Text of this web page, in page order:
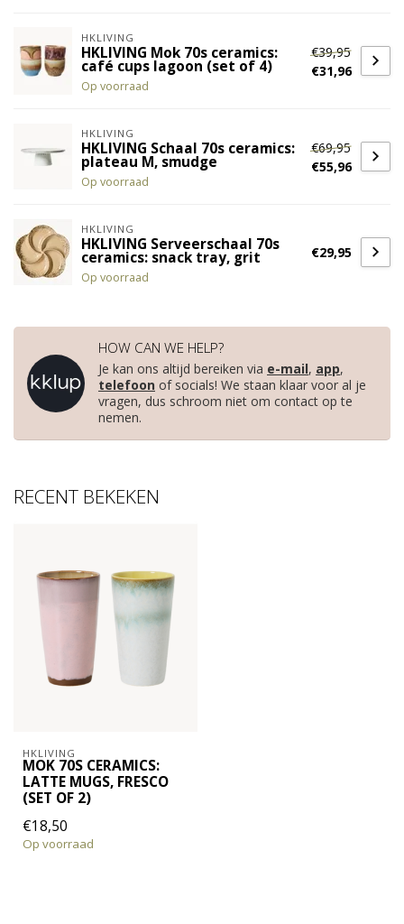
HKLIVING
HKLIVING Mok 70s ceramics:
café cups lagoon (set of 4)
Op voorraad
€39,95
€31,96
HKLIVING
HKLIVING Schaal 70s ceramics:
plateau M, smudge
Op voorraad
€69,95
€55,96
HKLIVING
HKLIVING Serveerschaal 70s
ceramics: snack tray, grit
Op voorraad
€29,95
HOW CAN WE HELP?
Je kan ons altijd bereiken via e-mail, app,
telefoon of socials! We staan klaar voor al je
vragen, dus schroom niet om contact op te
nemen.
RECENT BEKEKEN
HKLIVING
MOK 70S CERAMICS:
LATTE MUGS, FRESCO
(SET OF 2)
€18,50
Op voorraad